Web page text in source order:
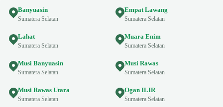
Banyuasin
Sumatera Selatan
Empat Lawang
Sumatera Selatan
Lahat
Sumatera Selatan
Muara Enim
Sumatera Selatan
Musi Banyuasin
Sumatera Selatan
Musi Rawas
Sumatera Selatan
Musi Rawas Utara
Sumatera Selatan
Ogan ILIR
Sumatera Selatan